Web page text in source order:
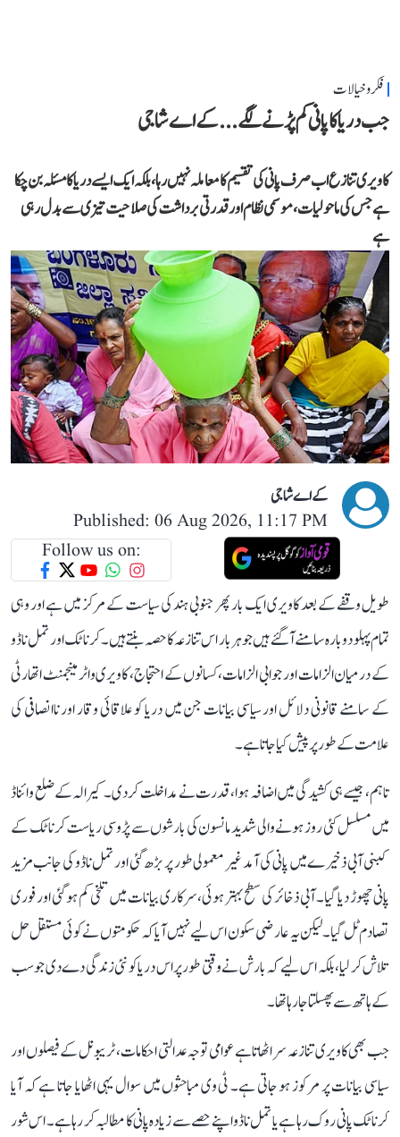
فکر و خیالات
جب دریا کا پانی کم پڑنے لگے...کے اے شاجی
کاویری تنازع اب صرف پانی کی تقسیم کا معاملہ نہیں رہا، بلکہ ایک ایسے دریا کا مسئلہ بن چکا
ہے جس کی ماحولیات، موسمی نظام اور قدرتی برداشت کی صلاحیت تیزی سے بدل رہی
ہے
کے اے شاجی
Published: 06 Aug 2026, 11:17 PM
Follow us on:
طویل وقفے کے بعد کاویری ایک بار پھر جنوبی ہند کی سیاست کے مرکز میں ہے اور وہی
تمام پہلو دوبارہ سامنے آ گئے ہیں جو ہر بار اس تنازعہ کا حصہ بنتے ہیں۔ کرناٹک اور تمل ناڈو
کے درمیان الزامات اور جوابی الزامات، کسانوں کے احتجاج، کاویری واٹر مینجمنٹ اتھارٹی
کے سامنے قانونی دلائل اور سیاسی بیانات جن میں دریا کو علاقائی وقار اور ناانصافی کی
علامت کے طور پر پیش کیا جاتا ہے۔
تاہم، جیسے ہی کشیدگی میں اضافہ ہوا، قدرت نے مداخلت کر دی۔ کیرالہ کے ضلع وائناڈ
میں مسلسل کئی روز ہونے والی شدید مانسون کی بارشوں سے پڑوسی ریاست کرناٹک کے
کبنی آبی ذخیرے میں پانی کی آمد غیر معمولی طور پر بڑھ گئی اور تمل ناڈو کی جانب مزید
پانی چھوڑ دیا گیا۔ آبی ذخائر کی سطح بہتر ہوئی، سرکاری بیانات میں تلخی کم ہو گئی اور فوری
تصادم ٹل گیا۔ لیکن یہ عارضی سکون اس لیے نہیں آیا کہ حکومتوں نے کوئی مستقل حل
تلاش کر لیا، بلکہ اس لیے کہ بارش نے وقتی طور پر اس دریا کو نئی زندگی دے دی جو سب
کے ہاتھ سے پھسلتا جا رہا تھا۔
جب بھی کاویری تنازعہ سر اٹھاتا ہے عوامی توجہ عدالتی احکامات، ٹریبونل کے فیصلوں اور
سیاسی بیانات پر مرکوز ہو جاتی ہے۔ ٹی وی مباحثوں میں سوال یہی اٹھایا جاتا ہے کہ آیا
کرناٹک پانی روک رہا ہے یا تمل ناڈو اپنے حصے سے زیادہ پانی کا مطالبہ کر رہا ہے۔ اس شور